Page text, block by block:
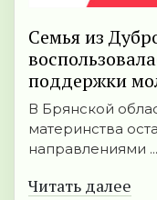
Семья из
поддержки
В Брянской
материнства
направлениями ...
Читать далее